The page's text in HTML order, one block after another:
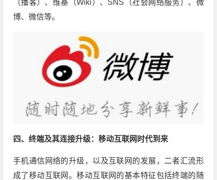
（播客）、维基（Wiki）、SNS（社会网络服务）、微
博、微信等。
四、终端及其连接升级：移动互联网时代到来
手机通信网络的升级，以及互联网的发展，二者汇流形
成了移动互联网。移动互联网的基本特征包括终端的随